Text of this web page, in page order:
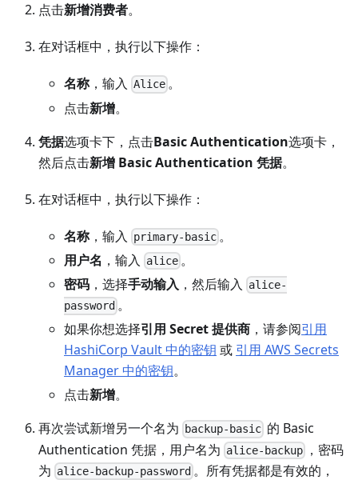
点击新增消费者。
在对话框中，执行以下操作：
名称，输入 Alice 。
点击新增。
凭据选项卡下，点击Basic Authentication选项卡，
然后点击新增 Basic Authentication 凭据。
在对话框中，执行以下操作：
名称，输入 primary-basic 。
用户名 ，输入 alice 。
密码 ，选择手动输入 ，然后输入
alice-
password 。
如果你想选择引用 Secret 提供商 ，请参阅引用
HashiCorp Vault 中的密钥 或 引用 AWS Secrets
Manager 中的密钥。
点击新增。
再次尝试新增另一个名为
backup-basic 的 Basic
Authentication 凭据，用户名为 alice-backup
，密码
为 alice-backup-password 。所有凭据都是有效的，